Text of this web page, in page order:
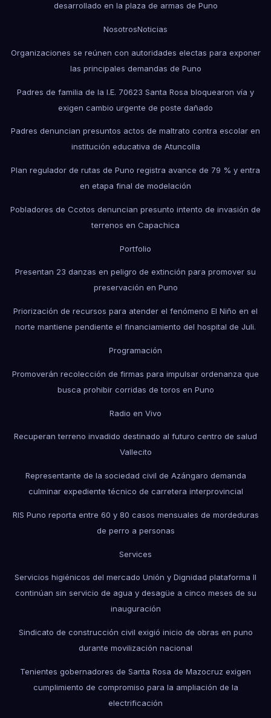
desarrollado en la plaza de armas de Puno
NosotrosNoticias
Organizaciones se reúnen con autoridades electas para exponer
las principales demandas de Puno
Padres de familia de la I.E. 70623 Santa Rosa bloquearon vía y
exigen cambio urgente de poste dañado
Padres denuncian presuntos actos de maltrato contra escolar en
institución educativa de Atuncolla
Plan regulador de rutas de Puno registra avance de 79 % y entra
en etapa final de modelación
Pobladores de Ccotos denuncian presunto intento de invasión de
terrenos en Capachica
Portfolio
Presentan 23 danzas en peligro de extinción para promover su
preservación en Puno
Priorización de recursos para atender el fenómeno El Niño en el
norte mantiene pendiente el financiamiento del hospital de Juli.
Programación
Promoverán recolección de firmas para impulsar ordenanza que
busca prohibir corridas de toros en Puno
Radio en Vivo
Recuperan terreno invadido destinado al futuro centro de salud
Vallecito
Representante de la sociedad civil de Azángaro demanda
culminar expediente técnico de carretera interprovincial
RIS Puno reporta entre 60 y 80 casos mensuales de mordeduras
de perro a personas
Services
Servicios higiénicos del mercado Unión y Dignidad plataforma II
continúan sin servicio de agua y desagüe a cinco meses de su
inauguración
Sindicato de construcción civil exigió inicio de obras en puno
durante movilización nacional
Tenientes gobernadores de Santa Rosa de Mazocruz exigen
cumplimiento de compromiso para la ampliación de la
electrificación